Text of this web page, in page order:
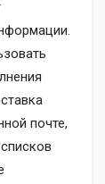
почте,